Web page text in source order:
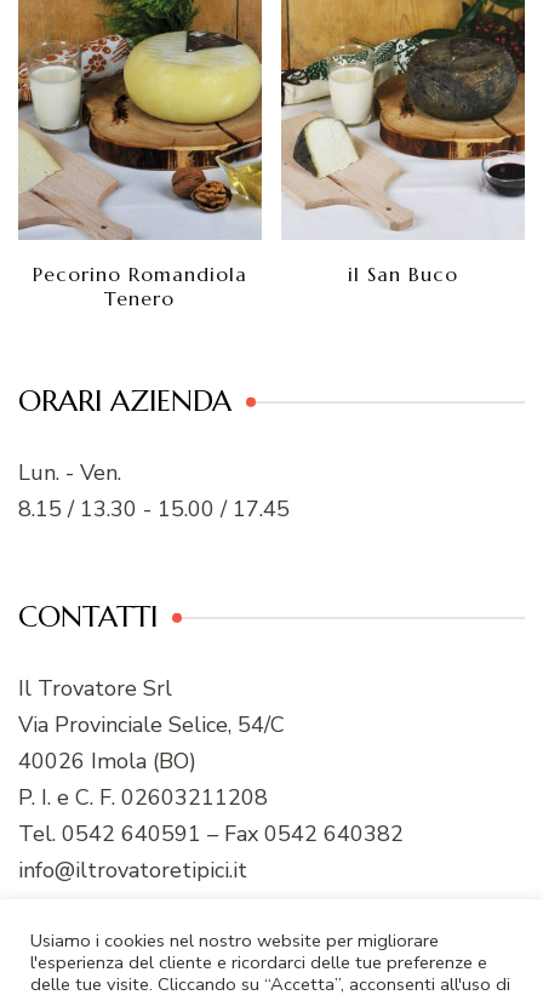
Pecorino Romandiola
Tenero
il San Buco
ORARI AZIENDA
Lun. - Ven.
8.15 / 13.30 - 15.00 / 17.45
CONTATTI
Il Trovatore Srl
Via Provinciale Selice, 54/C
40026 Imola (BO)
P. I. e C. F. 02603211208
Tel. 0542 640591 – Fax 0542 640382
info@iltrovatoretipici.it
Usiamo i cookies nel nostro website per migliorare
l'esperienza del cliente e ricordarci delle tue preferenze e
delle tue visite. Cliccando su “Accetta”, acconsenti all'uso di